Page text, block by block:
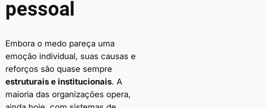
pessoal
Embora o medo pareça uma
emoção individual, suas causas e
reforços são quase sempre
estruturais e institucionais. A
maioria das organizações opera,